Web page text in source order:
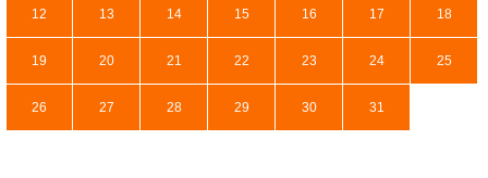
12 13 14 15 16 17 18
19 20 21 22 23 24 25
26 27 28 29 30 31